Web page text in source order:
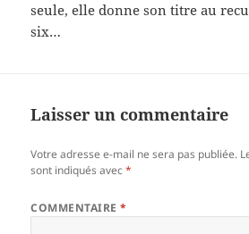
seule, elle donne son titre au
six…
Laisser un commentaire
Votre adresse e-mail ne sera pas publiée.
sont indiqués avec*
COMMENTAIRE*